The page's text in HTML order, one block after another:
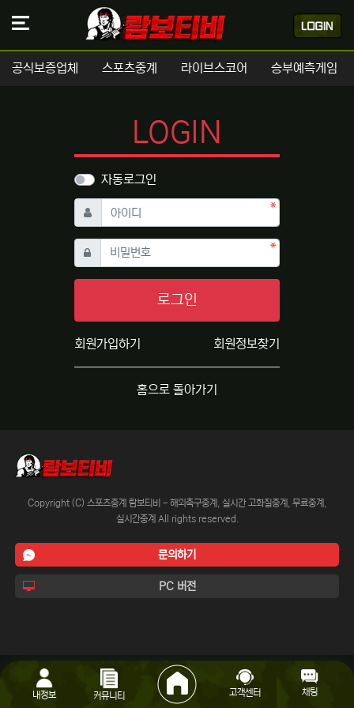
공식보증업체 스포츠중계 라이브스코어 승부예측게임
LOGIN
자동로그인
아이디 필수
비밀번호필수
로그인
회원가입하기 회원정보찾기
홈으로 돌아가기
Copyright (C) 스포츠중계 람보티비 - 해외축구중계, 실시간 고화질중계, 무료중계,
실시간중계 All rights reserved.
문의하기
PC 버전
내정보 커뮤니티 고객센터 채팅